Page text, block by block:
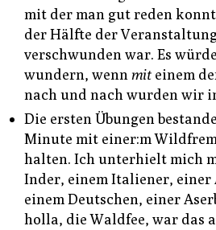
mit der man gut reden
der Hälfte der
verschwunden war. Es
wundern, wenn mit einem
nach und nach wurden wir
Die ersten Übungen
Minute mit einer:m
halten. Ich unterhielt mich
Inder, einem Italiener,
einem Deutschen, einer
holla, die Waldfee, war das